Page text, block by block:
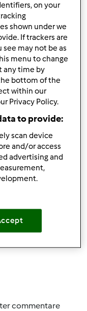
| Ultimo messaggio
: 11.12.2009
sempre
18 11, opzione 2
dalle 9.00 alle
commentare
on your
shown under we
If trackers are
may not be as
menu to change
any time by
bottom of the
within our
Privacy Policy.
to provide:
scan device
and/or access
advertising and